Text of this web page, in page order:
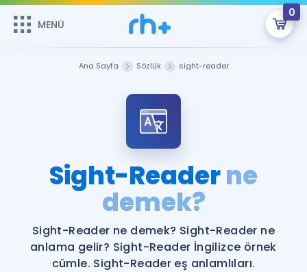
MENÜ
0
Şifremi Hatırlamıyorum
Sepetin Şu An Boş.
Remzi Hoca ile seni sınava hazırlayacak onlarca eğitim seni
bekliyor!
MENÜ
Katılımcı Görüşleri
Faydalı Araçlar
Ücretsiz Kaynaklar
İngilizce Gramer
Ana Sayfa Sözlük sight-reader
Sight-Readerne
demek?
Sight-Reader ne demek? Sight-Reader ne
anlama gelir? Sight-Reader İngilizce örnek
cümle. Sight-Reader eş anlamlıları.